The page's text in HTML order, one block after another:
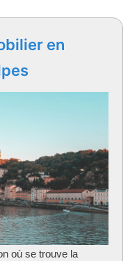
en
où se trouve la